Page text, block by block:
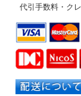
代引手数料・クレ